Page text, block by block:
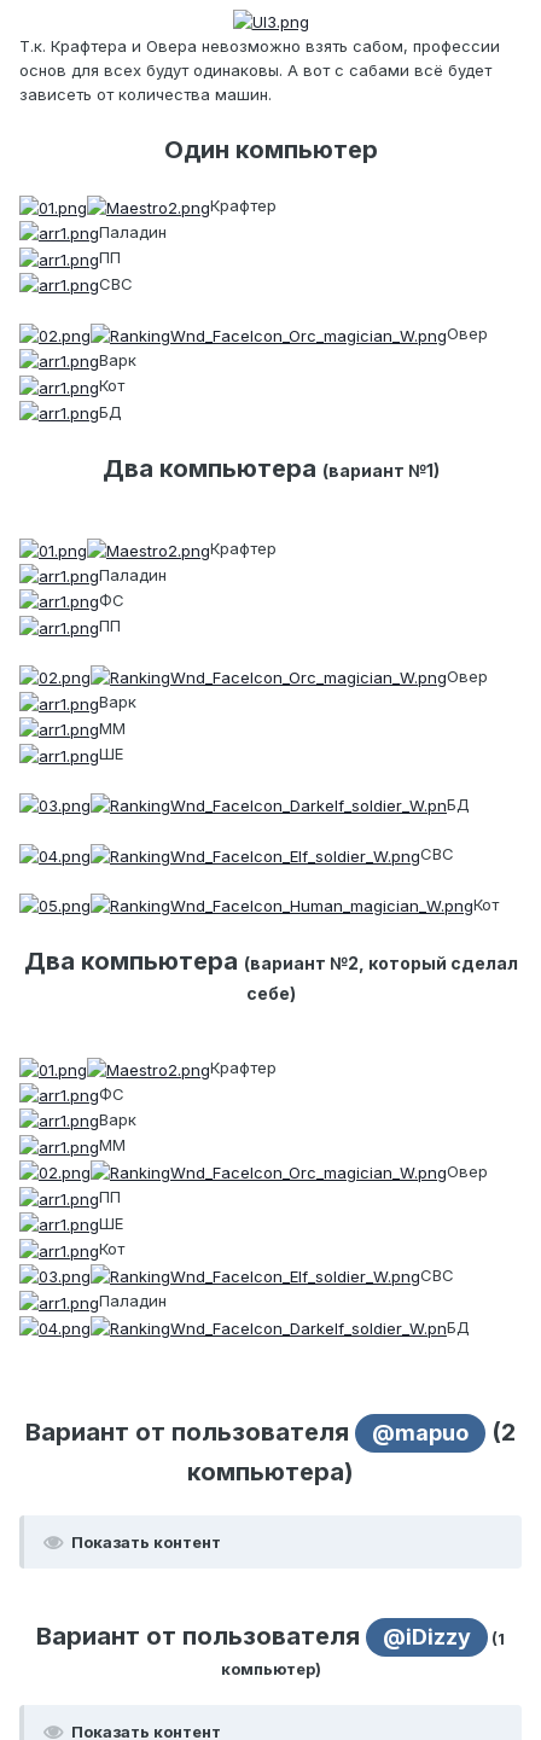
Т.к. Крафтера и Овера невозможно взять сабом, профессии
основ для всех будут одинаковы. А вот с сабами всё будет
зависеть от количества машин.
Один компьютер
Крафтер
Паладин
ПП
СВС
Овер
Варк
Кот
БД
Два компьютера (вариант №1)
Крафтер
Паладин
ФС
ПП
Овер
Варк
ММ
ШЕ
БД
СВС
Кот
Два компьютера (вариант №2, который сделал
себе)
Крафтер
ФС
Варк
ММ
Овер
ПП
ШЕ
Кот
СВС
Паладин
БД
Вариант от пользователя @mapuo
(2
компьютера)
Показать контент
Вариант от пользователя @iDizzy
(1
компьютер)
Показать контент